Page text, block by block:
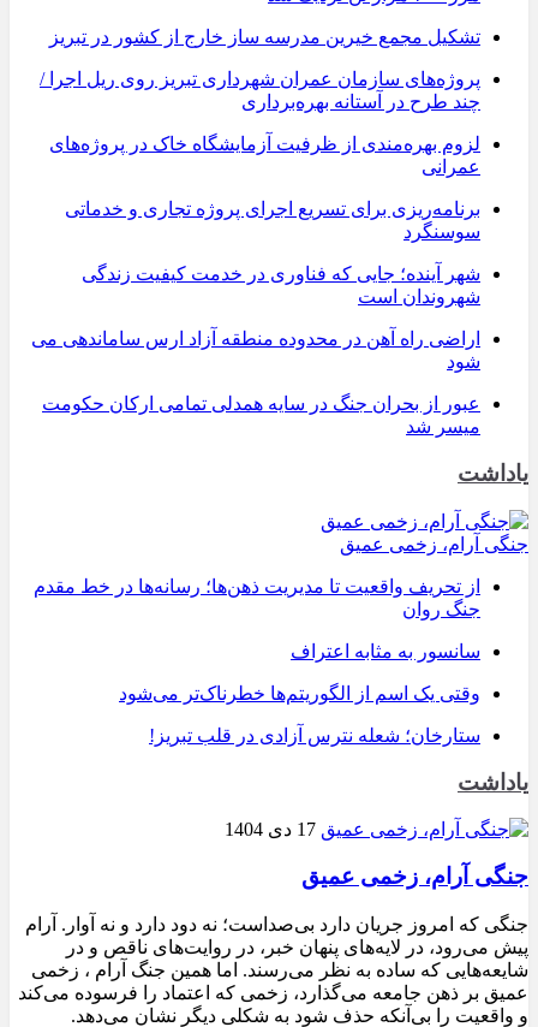
تشکیل مجمع خیرین مدرسه ‌ساز خارج از کشور در تبریز
پروژه‌های سازمان عمران شهرداری تبریز روی ریل اجرا /
چند طرح در آستانه بهره‌برداری
لزوم بهره‌مندی از ظرفیت آزمایشگاه خاک در پروژه‌های
عمرانی
برنامه‌ریزی برای تسریع اجرای پروژه تجاری و خدماتی
سوسنگرد
شهر آینده؛ جایی که فناوری در خدمت کیفیت زندگی
شهروندان است
اراضی راه آهن در محدوده منطقه آزاد ارس ساماندهی می
شود
عبور از بحران جنگ در سایه همدلی تمامی ارکان حکومت
میسر شد
یاداشت
جنگی آرام، زخمی عمیق
از تحریف واقعیت تا مدیریت ذهن‌ها؛ رسانه‌ها در خط مقدم
جنگ روان
سانسور به مثابه اعتراف
وقتی یک اسم از الگوریتم‌ها خطرناک‌تر می‌شود
ستارخان؛ شعله نترس آزادی در قلب تبریز!
یاداشت
17 دی 1404
جنگی آرام، زخمی عمیق
جنگی که امروز جریان دارد بی‌صداست؛ نه دود دارد و نه آوار. آرام
پیش می‌رود، در لایه‌های پنهان خبر، در روایت‌های ناقص و در
شایعه‌هایی که ساده به نظر می‌رسند. اما همین جنگ آرام ، زخمی
عمیق بر ذهن جامعه می‌گذارد، زخمی که اعتماد را فرسوده می‌کند
و واقعیت را بی‌آنکه حذف شود به شکلی دیگر نشان می‌دهد.